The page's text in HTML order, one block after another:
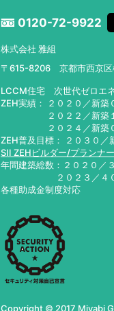
0120-72-9922
株式会社 雅組
〒615-8206 京都市西京区
LCCM住宅 次世代ゼロエ
ZEH実績： ２０２０／新
２０２２／新築１７
２０２４／新築０％
ZEH普及目標： ２０３０／
SII ZEHビルダー/プランナ
年間建築総数：２０２０
２０２３／４０
各種助成金制度対応
Copyright © 2017 Miyabi